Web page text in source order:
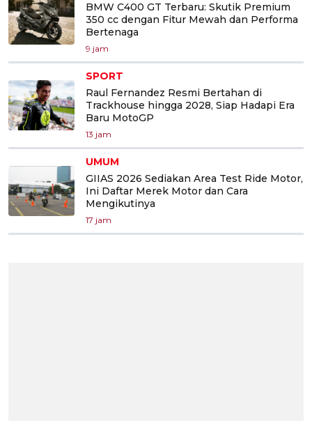
BMW C400 GT Terbaru: Skutik Premium
350 cc dengan Fitur Mewah dan Performa
Bertenaga
9 jam
SPORT
Raul Fernandez Resmi Bertahan di
Trackhouse hingga 2028, Siap Hadapi Era
Baru MotoGP
13 jam
UMUM
GIIAS 2026 Sediakan Area Test Ride Motor,
Ini Daftar Merek Motor dan Cara
Mengikutinya
17 jam